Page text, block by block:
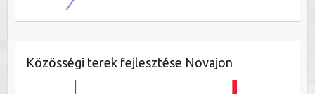
Közösségi terek fejlesztése Novajon